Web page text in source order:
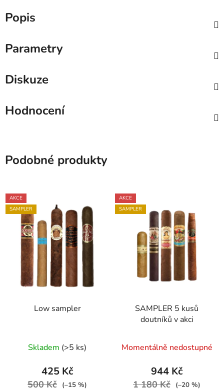
Popis
Parametry
Diskuze
Hodnocení
Podobné produkty
AKCE
SAMPLER
Low sampler
hodnocení
produktu
Skladem (>5 ks)
425 Kč
500 Kč (–15 %)
AKCE
SAMPLER
SAMPLER 5 kusů
doutníků v akci
Momentálně nedostupné
944 Kč
1 180 Kč (–20 %)